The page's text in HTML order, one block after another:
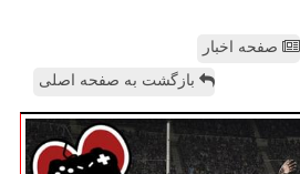
صفحه اخبار
بازگشت به صفحه اصلی